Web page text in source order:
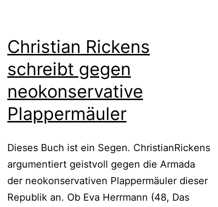
Christian Rickens
schreibt gegen
neokonservative
Plappermäuler
Dieses Buch ist ein Segen. ChristianRickens
argumentiert geistvoll gegen die Armada
der neokonservativen Plappermäuler dieser
Republik an. Ob Eva Herrmann (48, Das